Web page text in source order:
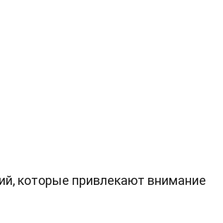
которые привлекают внимание